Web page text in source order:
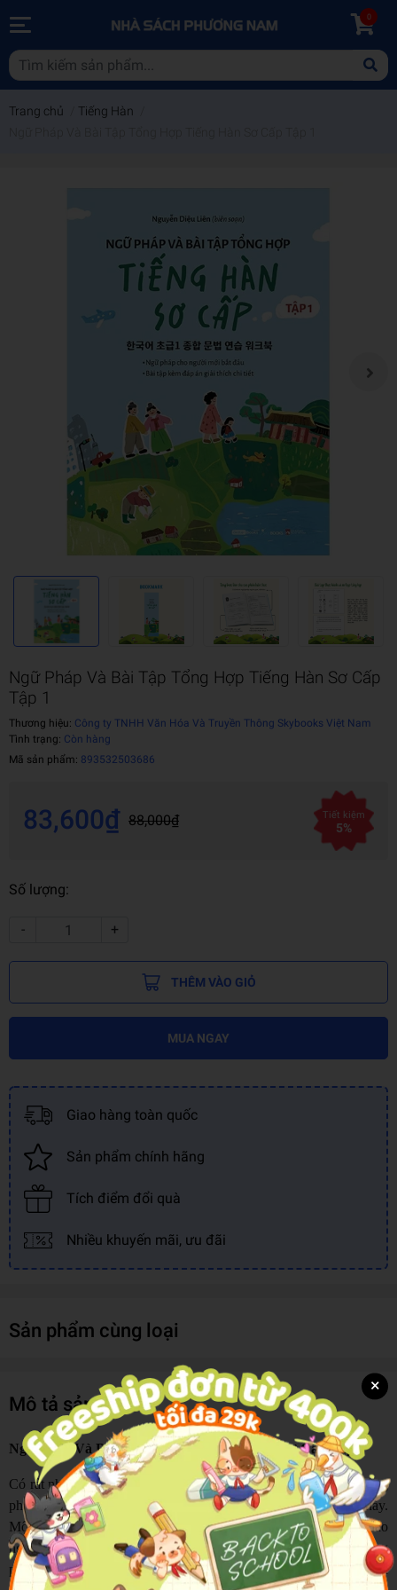
0
Trang chủ Tiếng Hàn
Ngữ Pháp Và Bài Tập Tổng Hợp Tiếng Hàn Sơ Cấp
Tập 1
Thương hiệu: Công ty TNHH Văn Hóa Và Truyền Thông Skybooks Việt Nam
Tình trạng: Còn hàng
Mã sản phẩm: 893532503686
83,600₫ 88,000₫ Tiết kiệm
5%
Số lượng:
- +
THÊM VÀO GIỎ
MUA NGAY
Giao hàng toàn quốc
Sản phẩm chính hãng
Tích điểm đổi quà
Nhiều khuyến mãi, ưu đãi
Sản phẩm cùng loại
Mô tả sản phẩm
Ngữ Pháp Và Bài Tập Tổng Hợp Tiếng Hàn Sơ Cấp Tập 1
Có rất nhiều phương pháp để học tiếng Hàn, nhưng thực tế, không
phải ai cũng có thể tiếp thu và sử dụng thành thạo ngôn ngữ này.
Một trong những rào cản lớn nhất chính là cấu trúc ngữ pháp đảo
ngược so với tiếng Việt, cùng hệ thống đuôi câu và tiểu từ phong
phú, phức tạp... Điều này khiến không ít người học, dù đã đạt đến
×